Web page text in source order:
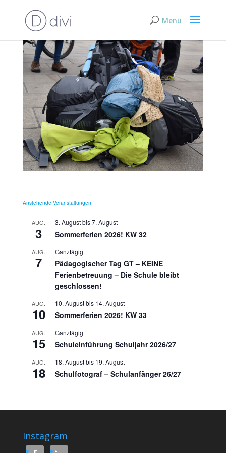
Anstehende Veranstaltungen
AUG.
3
3. Augustbis7. August
Sommerferien 2026! KW 32
AUG.
7
Ganztägig
Pädagogischer Tag GT – KEINE
Ferienbetreuung – Die Schule bleibt
geschlossen!
AUG.
10
10. Augustbis 14. August
Sommerferien 2026! KW 33
AUG.
15
Ganztägig
Schuleinführung Schuljahr 2026/27
AUG.
18
18. Augustbis 19. August
Schulfotograf – Schulanfänger 26/27
Instagram